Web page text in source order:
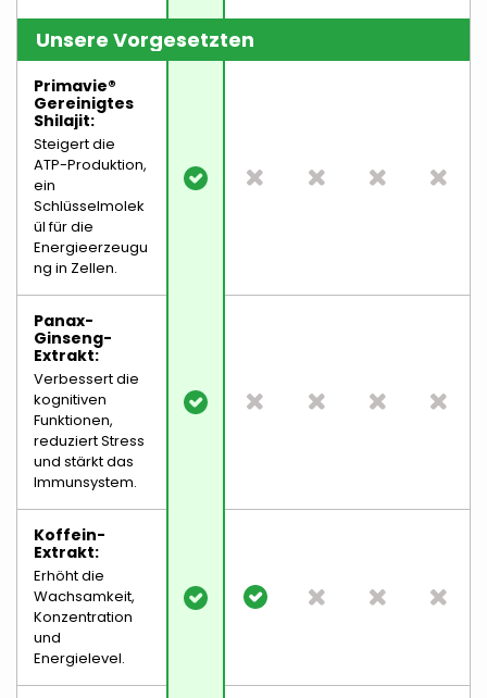
Unsere Vorgesetzten
Primavie®
Gereinigtes
Shilajit:
Steigert die
ATP-Produktion,
ein
Schlüsselmolek
ül für die
Energieerzeugu
ng in Zellen.
Panax-
Ginseng-
Extrakt:
Verbessert die
kognitiven
Funktionen,
reduziert Stress
und stärkt das
Immunsystem.
Koffein-
Extrakt:
Erhöht die
Wachsamkeit,
Konzentration
und
Energielevel.